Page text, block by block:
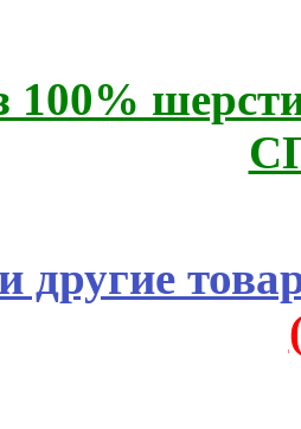
100%
другие